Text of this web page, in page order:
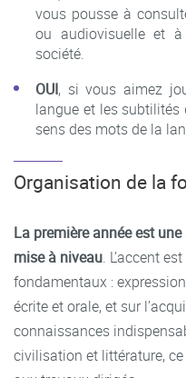
vous pousse à
ou audiovisuelle et
société.
OUI, si vous aimez
langue et les subtilités
sens des mots de la
Organisation de la
La première année est
mise à niveau. L’accent
fondamentaux :
écrite et orale, et sur
connaissances
civilisation et littérature,